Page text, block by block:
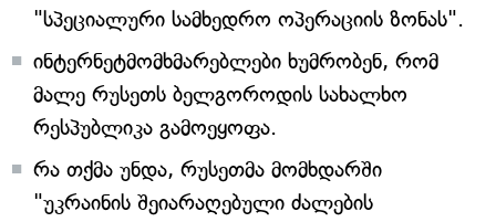
"სპეციალური სამხედრო ოპერაციის ზონას".
ინტერნეტმომხმარებლები ხუმრობენ, რომ
მალე რუსეთს ბელგოროდის სახალხო
რესპუბლიკა გამოეყოფა.
რა თქმა უნდა, რუსეთმა მომხდარში
"უკრაინის შეიარაღებული ძალების